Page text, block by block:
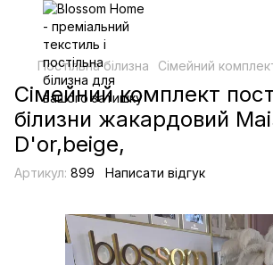
Постільна білизна Сімейний
Сімейний комплект
білизни жакардовий
D'or,beige,
Артикул: 899 Написати відгук